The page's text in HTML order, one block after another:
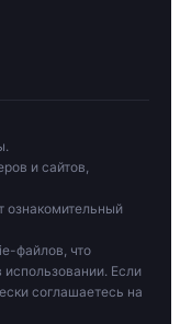
и сайтов,
ознакомительный
файлов, что
Если
соглашаетесь на